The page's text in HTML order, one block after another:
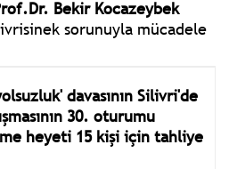
Bekir Kocazeybek
sorunuyla mücadele
davasının Silivri'de
30. oturumu
heyeti 15 kişi için tahliye